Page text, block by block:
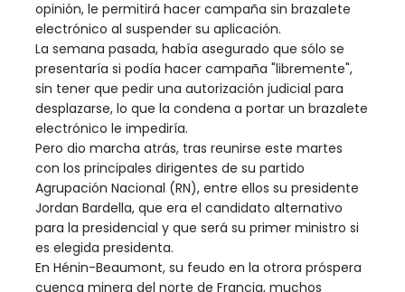
opinión, le permitirá hacer campaña sin brazalete
electrónico al suspender su aplicación.
La semana pasada, había asegurado que sólo se
presentaría si podía hacer campaña "libremente",
sin tener que pedir una autorización judicial para
desplazarse, lo que la condena a portar un brazalete
electrónico le impediría.
Pero dio marcha atrás, tras reunirse este martes
con los principales dirigentes de su partido
Agrupación Nacional (RN), entre ellos su presidente
Jordan Bardella, que era el candidato alternativo
para la presidencial y que será su primer ministro si
es elegida presidenta.
En Hénin-Beaumont, su feudo en la otrora próspera
cuenca minera del norte de Francia, muchos